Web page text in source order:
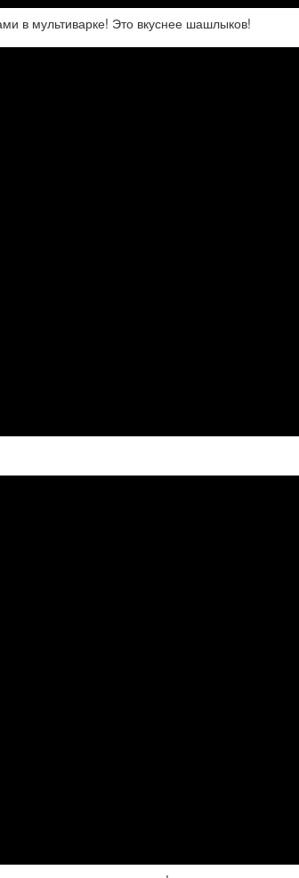
в мультиварке! Это вкуснее шашлыков!